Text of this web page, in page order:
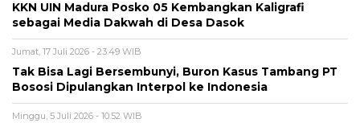
KKN UIN Madura Posko 05 Kembangkan Kaligrafi
sebagai Media Dakwah di Desa Dasok
Jumat, 17 Juli 2026 - 23:49 WIB
Tak Bisa Lagi Bersembunyi, Buron Kasus Tambang PT
Bososi Dipulangkan Interpol ke Indonesia
Minggu, 5 Juli 2026 - 10:52 WIB